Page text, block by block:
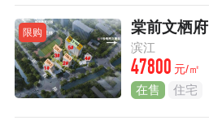
限购 棠前文栖府
滨江
47800 元/㎡
在售 住宅